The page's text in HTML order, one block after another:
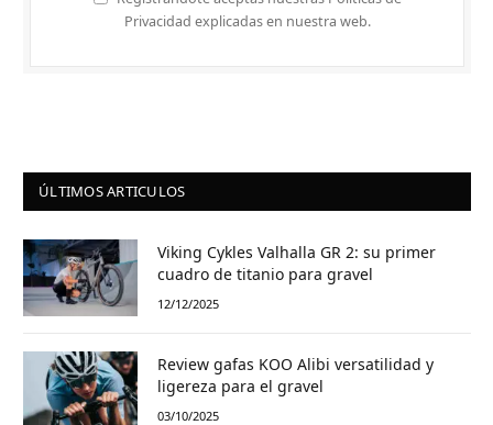
Privacidad explicadas en nuestra web.
ÚLTIMOS ARTICULOS
Viking Cykles Valhalla GR 2: su primer
cuadro de titanio para gravel
12/12/2025
Review gafas KOO Alibi versatilidad y
ligereza para el gravel
03/10/2025